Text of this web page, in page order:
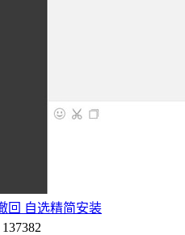
回 自选精简安装